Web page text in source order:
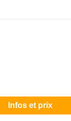
Infos et prix